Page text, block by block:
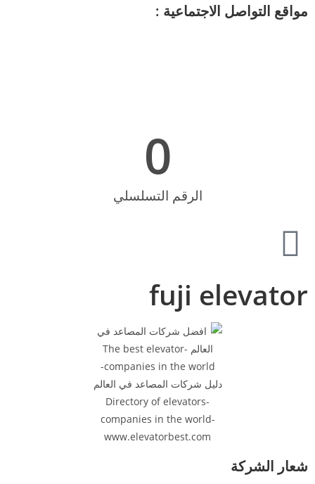
مواقع التواصل الاجتماعية :
الرقم التسلسلي
0
fuji elevator
شعار الشركة